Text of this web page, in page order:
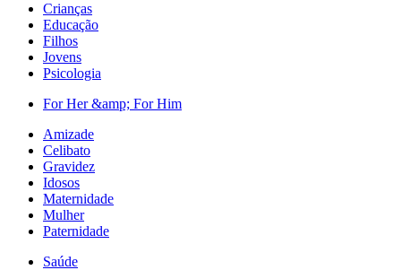
Crianças
Educação
Filhos
Jovens
Psicologia
For Her &amp; For Him
Amizade
Celibato
Gravidez
Idosos
Maternidade
Mulher
Paternidade
Saúde